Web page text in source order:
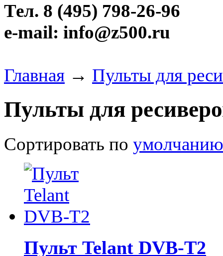
Тел. 8 (495) 798-26-96
e-mail: info@z500.ru
Главная → Пульты для
Пульты для
Сортировать по умолчанию
Пульт Telant DVB-T2